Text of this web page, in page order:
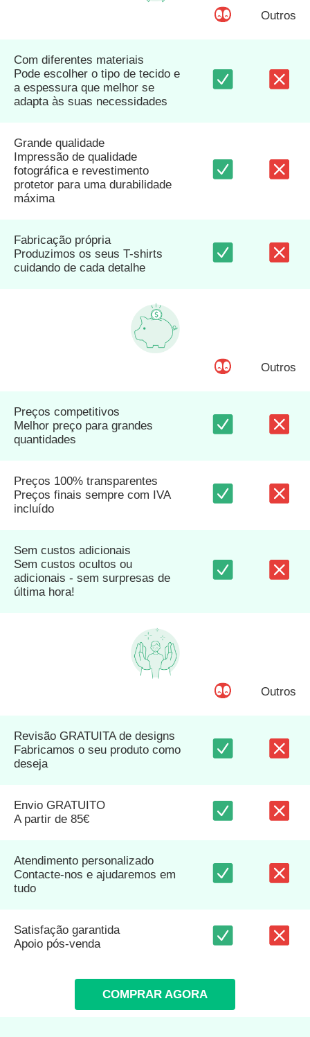
Outros
Com diferentes materiais
Pode escolher o tipo de tecido e
a espessura que melhor se
adapta às suas necessidades
Grande qualidade
Impressão de qualidade
fotográfica e revestimento
protetor para uma durabilidade
máxima
Fabricação própria
Produzimos os seus T-shirts
cuidando de cada detalhe
Outros
Preços competitivos
Melhor preço para grandes
quantidades
Preços 100% transparentes
Preços finais sempre com IVA
incluído
Sem custos adicionais
Sem custos ocultos ou
adicionais - sem surpresas de
última hora!
Outros
Revisão GRATUITA de designs
Fabricamos o seu produto como
deseja
Envio GRATUITO
A partir de 85€
Atendimento personalizado
Contacte-nos e ajudaremos em
tudo
Satisfação garantida
Apoio pós-venda
COMPRAR AGORA